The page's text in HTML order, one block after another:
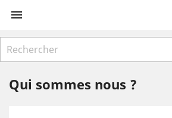

Qui sommes nous ?